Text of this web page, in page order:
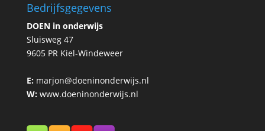
Bedrijfsgegevens
DOEN in onderwijs
Sluisweg 47
9605 PR Kiel-Windeweer
E:marjon@doeninonderwijs.nl
W:www.doeninonderwijs.nl